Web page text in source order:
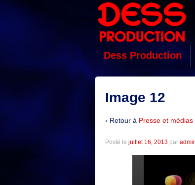
Dess Production
Image 12
‹ Retour à Presse et médias
Posté le juillet 16, 2013 par